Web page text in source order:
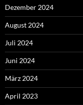
Dezember 2024
August 2024
Juli 2024
Juni 2024
März 2024
April 2023